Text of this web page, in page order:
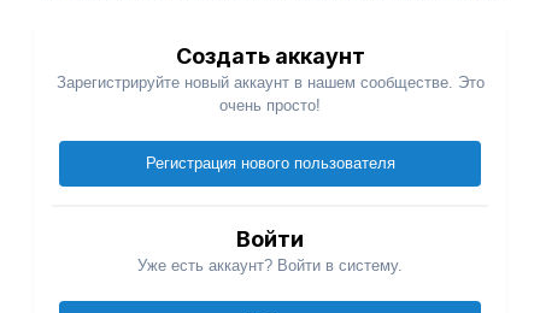
Создать аккаунт
Зарегистрируйте новый аккаунт в нашем сообществе. Это
очень просто!
Регистрация нового пользователя
Войти
Уже есть аккаунт? Войти в систему.